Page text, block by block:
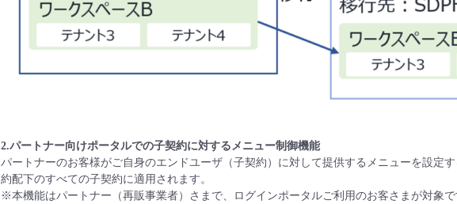
2.パートナー向けポータルでの子契約に対するメニュー制御機能
パートナーのお客様がご自身のエンドユーザ（子契約）に対して提供するメニューを設定
約配下のすべての子契約に適用されます。
※本機能はパートナー（再販事業者）さまで、ログインポータルご利用のお客さまが対象